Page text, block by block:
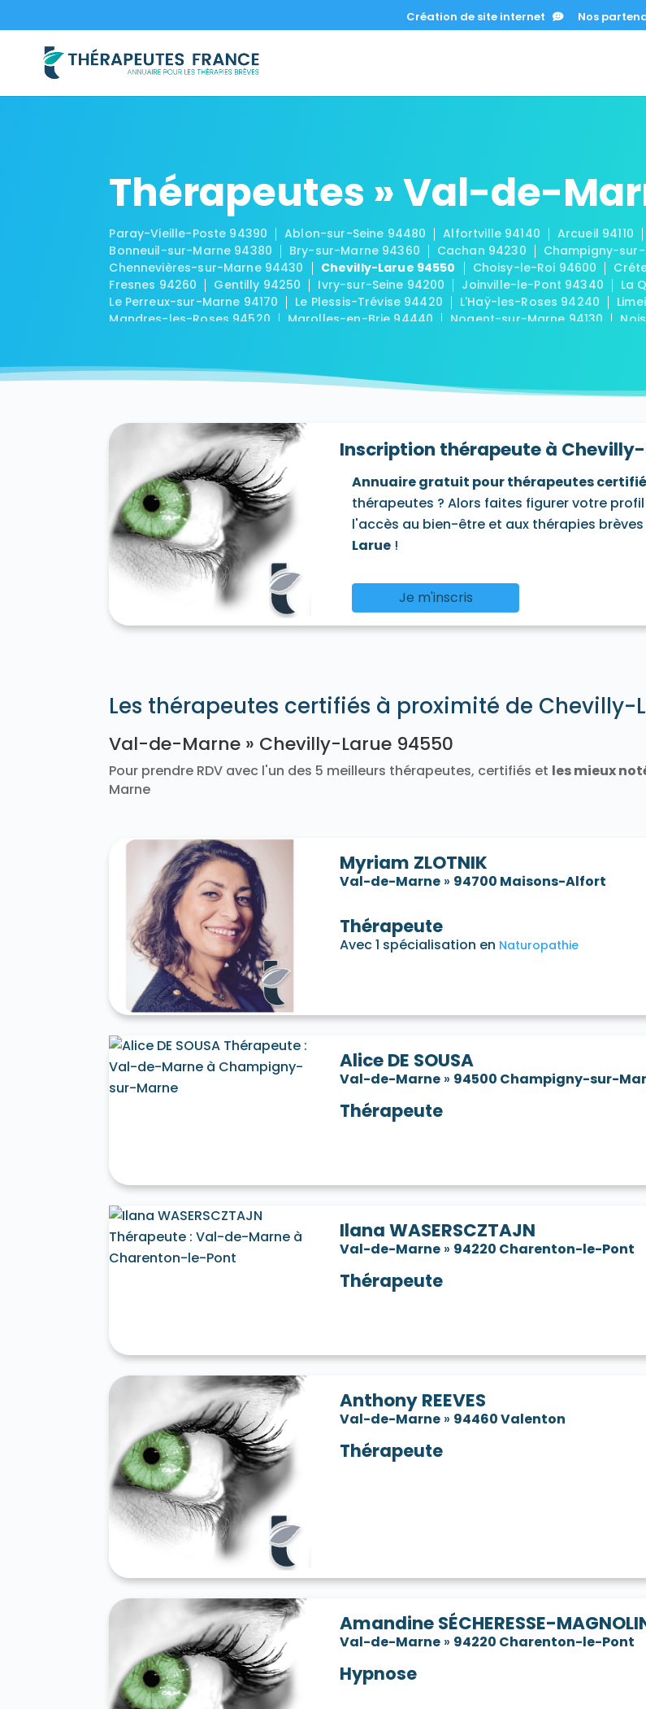
Création de site internet Nos
Thérapeutes » Val-de-
Paray-Vieille-Poste 94390 Ablon-sur-Seine 94480 Alfortville 94140 Arcueil 94110
Bonneuil-sur-Marne 94380
Bry-sur-Marne 94360 Cachan 94230 Champigny-
Chennevières-sur-Marne 94430
Chevilly-Larue 94550 Choisy-le-Roi 94600
Fresnes 94260
Gentilly 94250 Ivry-sur-Seine 94200 Joinville-le-Pont 94340 La
Le Perreux-sur-Marne 94170
Le Plessis-Trévise 94420 L'Haÿ-les-Roses 94240
Mandres-les-Roses 94520
Marolles-en-Brie 94440 Nogent-sur-Marne 94130
Villecresnes 94440
Villejuif 94800
Vincennes 94300
Vitry-sur-Seine 94400
Inscription thérapeute à
Annuaire gratuit pour thérapeutes
thérapeutes ? Alors faites figurer votre
l'accès au bien-être et aux thérapies
Larue !
Je m'inscris
Les thérapeutes certifiés à proximité de Chevilly-
Val-de-Marne » Chevilly-Larue 94550
Pour prendre RDV avec l'un des 5 meilleurs thérapeutes, certifiés et les mieux
Marne
Myriam ZLOTNIK
Val-de-Marne » 94700 Maisons-Alfort
Thérapeute
Avec 1 spécialisation en Naturopathie
Alice DE SOUSA
Val-de-Marne » 94500 Champigny-sur-
Thérapeute
Ilana WASERSCZTAJN
Val-de-Marne » 94220 Charenton-le-Pont
Thérapeute
Anthony REEVES
Val-de-Marne » 94460 Valenton
Thérapeute
Amandine SÉCHERESSE-
Val-de-Marne » 94220 Charenton-le-Pont
Hypnose